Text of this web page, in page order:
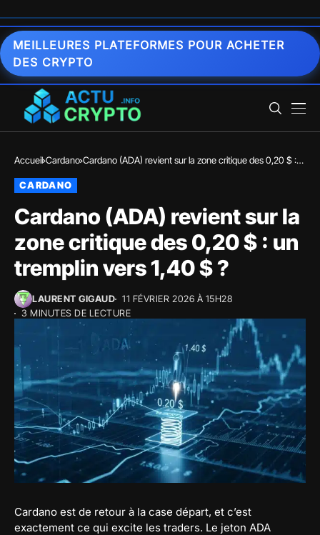
MEILLEURES PLATEFORMES POUR ACHETER
DES CRYPTO
Accueil Cardano Cardano (ADA) revient sur la zone critique des 0,20 $ :
CARDANO
Cardano (ADA) revient sur la
zone critique des 0,20 $ : un
tremplin vers 1,40 $ ?
LAURENT GIGAUD
11 FÉVRIER 2026 À 15H28
3 MINUTES DE LECTURE
Cardano est de retour à la case départ, et c’est
exactement ce qui excite les traders. Le jeton ADA